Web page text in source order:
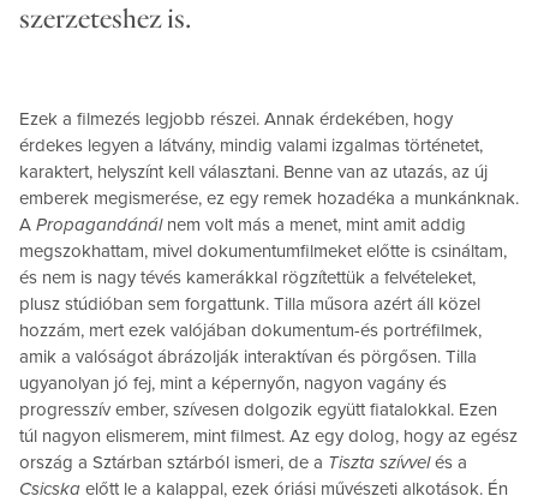
szerzeteshez is.
Ezek a filmezés legjobb részei. Annak érdekében, hogy
érdekes legyen a látvány, mindig valami izgalmas történetet,
karaktert, helyszínt kell választani. Benne van az utazás, az új
emberek megismerése, ez egy remek hozadéka a munkánknak.
A Propagandánál nem volt más a menet, mint amit addig
megszokhattam, mivel dokumentumfilmeket előtte is csináltam,
és nem is nagy tévés kamerákkal rögzítettük a felvételeket,
plusz stúdióban sem forgattunk. Tilla műsora azért áll közel
hozzám, mert ezek valójában dokumentum-és portréfilmek,
amik a valóságot ábrázolják interaktívan és pörgősen. Tilla
ugyanolyan jó fej, mint a képernyőn, nagyon vagány és
progresszív ember, szívesen dolgozik együtt fiatalokkal. Ezen
túl nagyon elismerem, mint filmest. Az egy dolog, hogy az egész
ország a Sztárban sztárból ismeri, de a Tiszta szívvelés a
Csicska előtt le a kalappal, ezek óriási művészeti alkotások. Én